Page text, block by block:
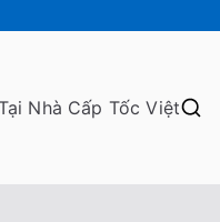
Nhà Cấp Tốc Việt